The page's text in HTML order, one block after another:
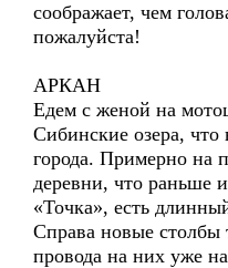
соображает, чем
пожалуйста!
АРКАН
Едем с женой на
Сибинские озера, что
города. Примерно на
деревни, что раньше
«Точка», есть
Справа новые столбы
провода на них уже